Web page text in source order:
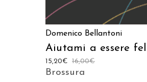
Domenico Bellantoni
Aiutami a essere
16,00€
15,20€
Brossura